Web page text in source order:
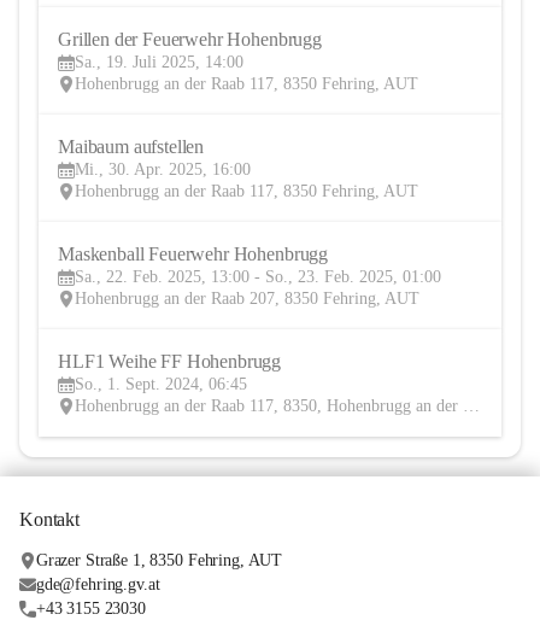
Grillen der Feuerwehr Hohenbrugg
Sa., 19. Juli 2025, 14:00
Hohenbrugg an der Raab 117, 8350 Fehring, AUT
Maibaum aufstellen
Mi., 30. Apr. 2025, 16:00
Hohenbrugg an der Raab 117, 8350 Fehring, AUT
Sa., 22. Feb. 2025, 13:00 - So., 23. Feb. 2025, 01:00
Hohenbrugg an der Raab 207, 8350 Fehring, AUT
So., 1. Sept. 2024, 06:45
Hohenbrugg an der Raab 117, 8350, Hohenbrugg an der Raab, Fehring, Südoststeiermark, Steiermark, AUT
Kontakt
Grazer Straße 1, 8350 Fehring, AUT
gde@fehring.gv.at
+43 3155 23030